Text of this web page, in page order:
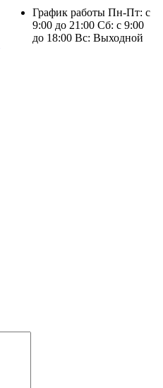
График работы Пн-Пт: с
9:00 до 21:00 Сб: с 9:00
до 18:00 Вс: Выходной